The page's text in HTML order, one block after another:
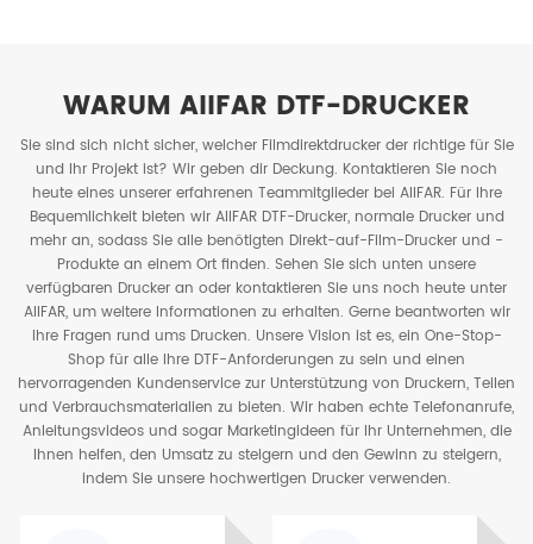
WARUM AIIFAR DTF-DRUCKER
Sie sind sich nicht sicher, welcher Filmdirektdrucker der richtige für Sie
und Ihr Projekt ist? Wir geben dir Deckung. Kontaktieren Sie noch
heute eines unserer erfahrenen Teammitglieder bei AIIFAR. Für Ihre
Bequemlichkeit bieten wir AIIFAR DTF-Drucker, normale Drucker und
mehr an, sodass Sie alle benötigten Direkt-auf-Film-Drucker und -
Produkte an einem Ort finden. Sehen Sie sich unten unsere
verfügbaren Drucker an oder kontaktieren Sie uns noch heute unter
AIIFAR, um weitere Informationen zu erhalten. Gerne beantworten wir
Ihre Fragen rund ums Drucken. Unsere Vision ist es, ein One-Stop-
Shop für alle Ihre DTF-Anforderungen zu sein und einen
hervorragenden Kundenservice zur Unterstützung von Druckern, Teilen
und Verbrauchsmaterialien zu bieten. Wir haben echte Telefonanrufe,
Anleitungsvideos und sogar Marketingideen für Ihr Unternehmen, die
Ihnen helfen, den Umsatz zu steigern und den Gewinn zu steigern,
indem Sie unsere hochwertigen Drucker verwenden.